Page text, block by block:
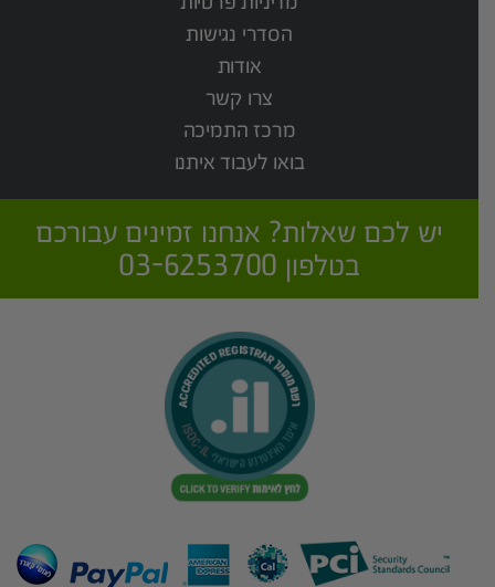
הסדרי נגישות
אודות
צרו קשר
מרכז התמיכה
בואו לעבוד איתנו
יש לכם שאלות? אנחנו זמינים עבורכם
בטלפון 03-6253700